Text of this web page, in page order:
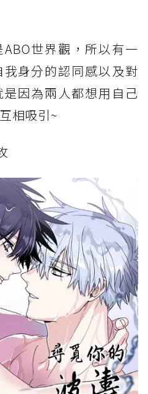
世界觀，所以有一
身分的認同感以及對
因為兩人都想用自己
相吸引~